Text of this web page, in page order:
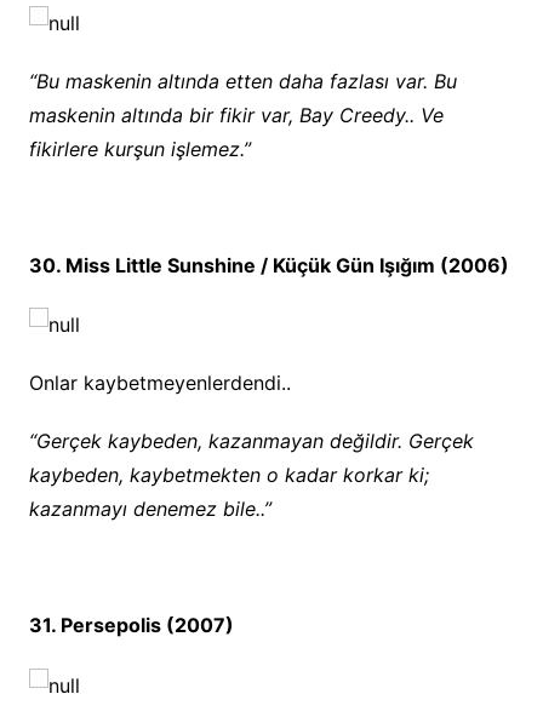
“Bu maskenin altında etten daha fazlası var. Bu
maskenin altında bir fikir var, Bay Creedy.. Ve
fikirlere kurşun işlemez.”
30. Miss Little Sunshine / Küçük Gün Işığım (2006)
Onlar kaybetmeyenlerdendi..
“Gerçek kaybeden, kazanmayan değildir. Gerçek
kaybeden, kaybetmekten o kadar korkar ki;
kazanmayı denemez bile..”
31. Persepolis (2007)